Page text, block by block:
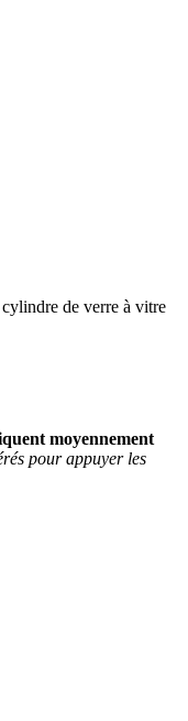
de verre à vitre
moyennement
pour appuyer les